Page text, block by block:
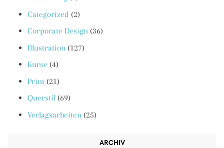
Categorized (2)
Corporate Design (36)
Illustration (127)
Kurse (4)
Print (21)
Querstil (69)
Verlagsarbeiten (25)
ARCHIV